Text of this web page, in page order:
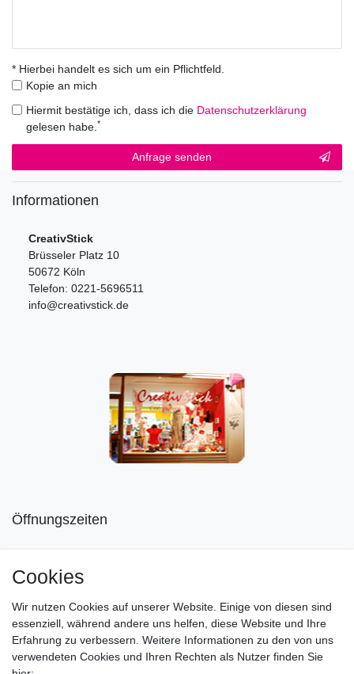
* Hierbei handelt es sich um ein Pflichtfeld.
Kopie an mich
Hiermit bestätige ich, dass ich die Daten­schutz­erklärung
gelesen habe.*
Honig
Anfrage senden
Informationen
CreativStick
Brüsseler Platz 10
50672 Köln
Telefon: 0221-5696511
info@creativstick.de
Öffnungszeiten
Di-Fr von 10.00 - 18.30 Uhr
Sa von 11.00 - 16.00 Uhr
Besuchen Sie unsere Verkaufsräume, dort beraten wir Sie
gerne.
Cookies
Wir nutzen Cookies auf unserer Website. Einige von diesen sind
essenziell, während andere uns helfen, diese Website und Ihre
Erfahrung zu verbessern. Weitere Informationen zu den von uns
verwendeten Cookies und Ihren Rechten als Nutzer finden Sie